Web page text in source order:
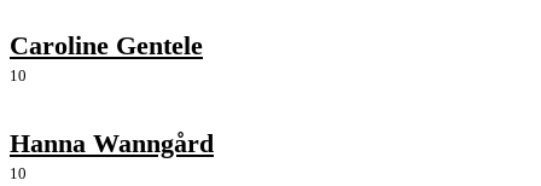
Caroline Gentele
10
Hanna Wanngård
10